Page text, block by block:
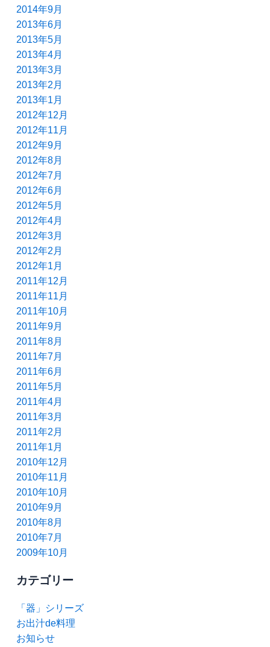
2014年9月
2013年6月
2013年5月
2013年4月
2013年3月
2013年2月
2013年1月
2012年12月
2012年11月
2012年9月
2012年8月
2012年7月
2012年6月
2012年5月
2012年4月
2012年3月
2012年2月
2012年1月
2011年12月
2011年11月
2011年10月
2011年9月
2011年8月
2011年7月
2011年6月
2011年5月
2011年4月
2011年3月
2011年2月
2011年1月
2010年12月
2010年11月
2010年10月
2010年9月
2010年8月
2010年7月
2009年10月
カテゴリー
「器」シリーズ
お出汁de料理
お知らせ